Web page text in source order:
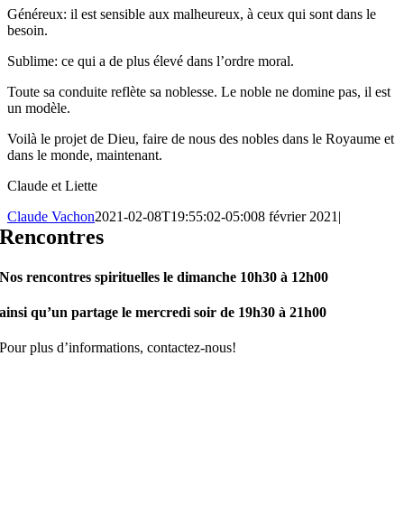
Généreux: il est sensible aux malheureux, à ceux qui sont dans le
besoin.
Sublime: ce qui a de plus élevé dans l’ordre moral.
Toute sa conduite reflète sa noblesse. Le noble ne domine pas, il est
un modèle.
Voilà le projet de Dieu, faire de nous des nobles dans le Royaume et
dans le monde, maintenant.
Claude et Liette
Claude Vachon2021-02-08T19:55:02-05:008 février 2021|
Rencontres
Nos rencontres spirituelles le dimanche 10h30 à 12h00
ainsi qu’un partage le mercredi soir de 19h30 à 21h00
Pour plus d’informations, contactez-nous!